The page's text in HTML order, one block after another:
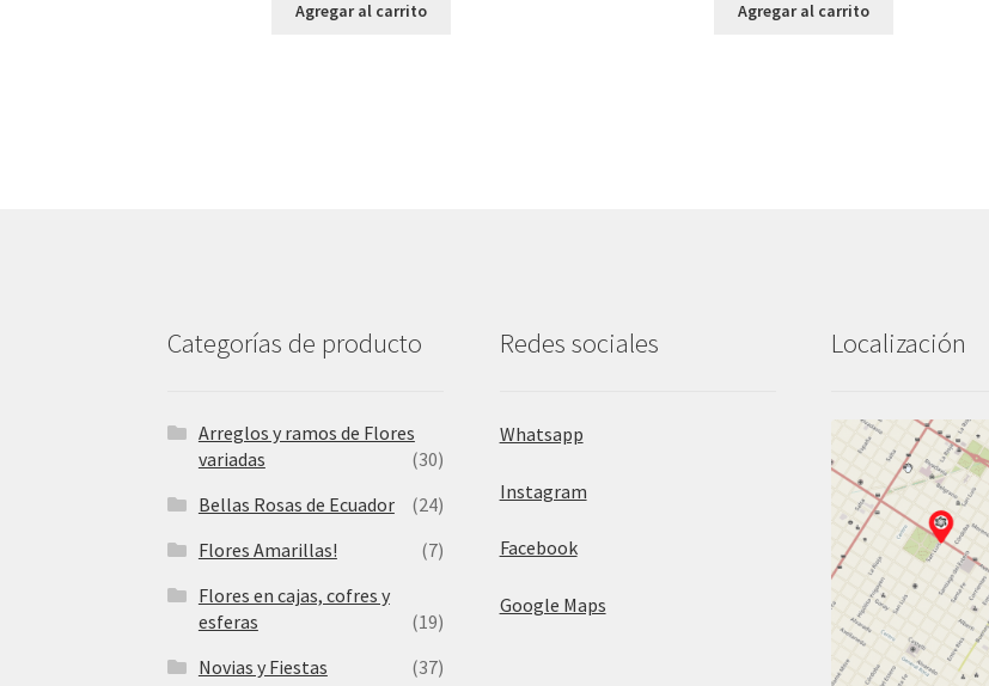
Agregar al carrito Agregar al carrito
Categorías de producto
Arreglos y ramos de Flores
variadas
(30)
Bellas Rosas de Ecuador
(24)
Flores Amarillas!
(7)
Flores en cajas, cofres y
esferas
(19)
Novias y Fiestas
(37)
Redes sociales
Whatsapp
Instagram
Facebook
Google Maps
Localización